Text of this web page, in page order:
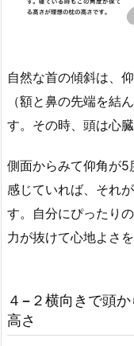
自然な首の傾斜は、
（額と鼻の先端を結
す。その時、頭は心
側面からみて仰角が5
感じていれば、それ
す。自分にぴったり
力が抜けて心地よさ
４−２横向きで頭
高さ